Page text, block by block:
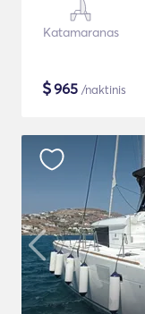
Katamaranas
$965 /naktinis